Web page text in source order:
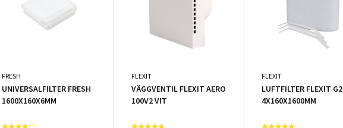
FRESH
UNIVERSALFILTER FRESH
1600X160X6MM
FLEXIT
VÄGGVENTIL FLEXIT AERO
100V2 VIT
FLEXIT
LUFTFILTER FLEXIT G2
4X160X1600MM